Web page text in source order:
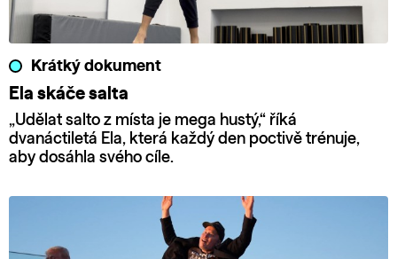
Krátký dokument
Ela skáče salta
„Udělat salto z místa je mega hustý,“ říká
dvanáctiletá Ela, která každý den poctivě trénuje,
aby dosáhla svého cíle.